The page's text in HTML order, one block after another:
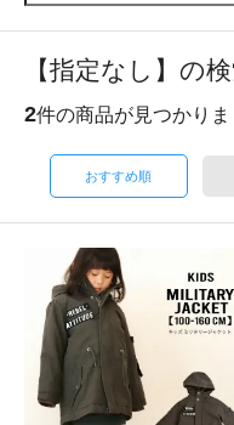
【指定なし】の
2件の商品が見つかりま
おすすめ順